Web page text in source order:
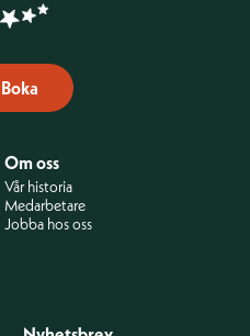
Boka
Om oss
Vår historia
Medarbetare
Jobba hos oss